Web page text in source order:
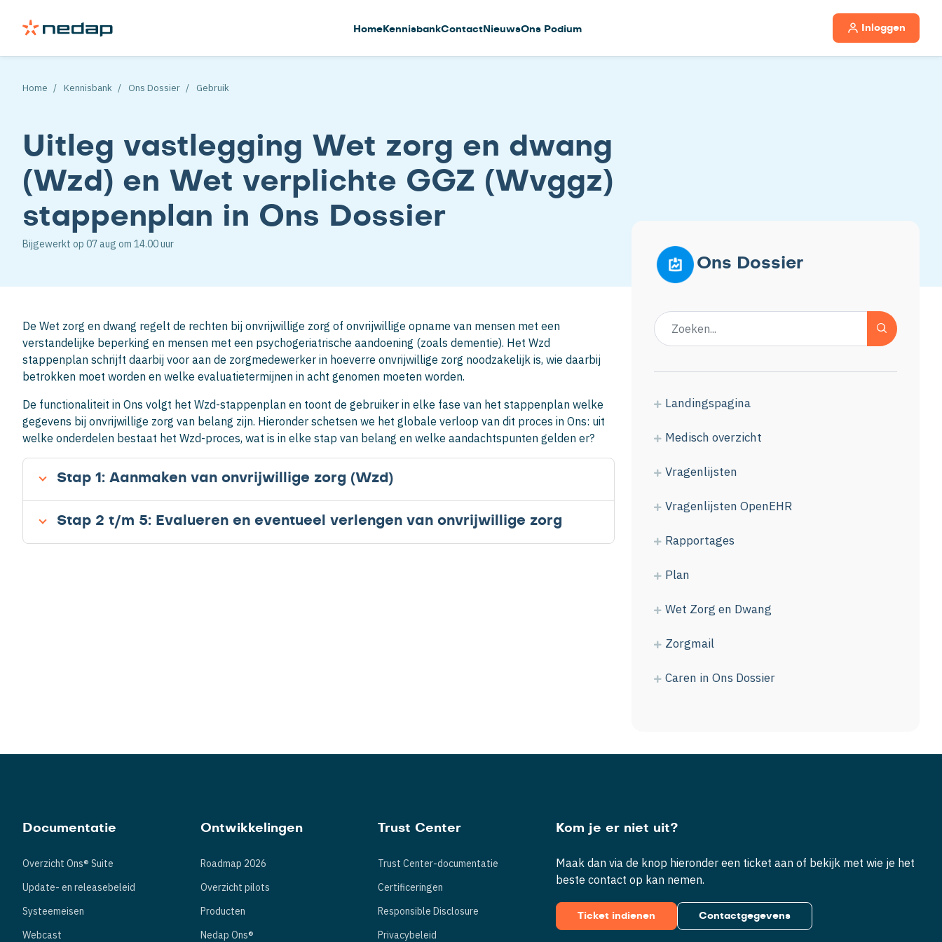
HomeKennisbankContactNieuwsOns Podium Inloggen
Home Kennisbank Ons Dossier Gebruik
Uitleg vastlegging Wet zorg en dwang
(Wzd) en Wet verplichte GGZ (Wvggz)
stappenplan in Ons Dossier
Bijgewerkt op 07 aug om 14.00 uur
De Wet zorg en dwang regelt de rechten bij onvrijwillige zorg of onvrijwillige opname van mensen met een
verstandelijke beperking en mensen met een psychogeriatrische aandoening (zoals dementie). Het Wzd
stappenplan schrijft daarbij voor aan de zorgmedewerker in hoeverre onvrijwillige zorg noodzakelijk is, wie daarbij
betrokken moet worden en welke evaluatietermijnen in acht genomen moeten worden.
De functionaliteit in Ons volgt het Wzd-stappenplan en toont de gebruiker in elke fase van het stappenplan welke
gegevens bij onvrijwillige zorg van belang zijn. Hieronder schetsen we het globale verloop van dit proces in Ons: uit
welke onderdelen bestaat het Wzd-proces, wat is in elke stap van belang en welke aandachtspunten gelden er?
Stap 1: Aanmaken van onvrijwillige zorg (Wzd)
Stap 2 t/m 5: Evalueren en eventueel verlengen van onvrijwillige zorg
Ons Dossier
Landingspagina
Medisch overzicht
Vragenlijsten
Vragenlijsten OpenEHR
Rapportages
Plan
Wet Zorg en Dwang
Zorgmail
Caren in Ons Dossier
Documentatie
Overzicht Ons® Suite
Update- en releasebeleid
Systeemeisen
Webcast
Ontwikkelingen
Roadmap 2026
Overzicht pilots
Producten
Nedap Ons®
Trust Center
Trust Center-documentatie
Certificeringen
Responsible Disclosure
Privacybeleid
Kom je er niet uit?
Maak dan via de knop hieronder een ticket aan of bekijk met wie je het
beste contact op kan nemen.
Ticket indienen Contactgegevens